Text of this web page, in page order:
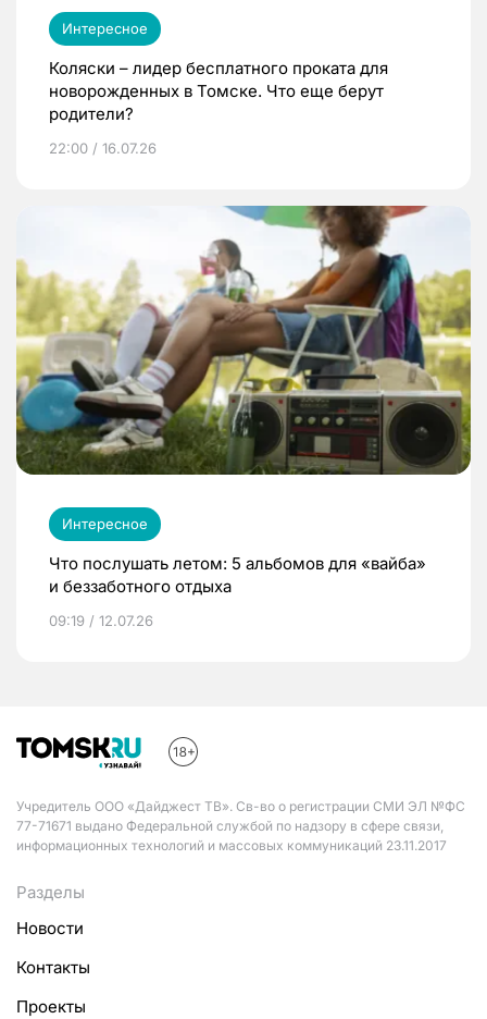
Интересное
Коляски – лидер бесплатного проката для
новорожденных в Томске. Что еще берут
родители?
22:00 / 16.07.26
Интересное
Что послушать летом: 5 альбомов для «вайба»
и беззаботного отдыха
09:19 / 12.07.26
Учредитель ООО «Дайджест ТВ». Св-во о регистрации СМИ ЭЛ №ФС
77-71671 выдано Федеральной службой по надзору в сфере связи,
информационных технологий и массовых коммуникаций 23.11.2017
Разделы
Новости
Контакты
Проекты